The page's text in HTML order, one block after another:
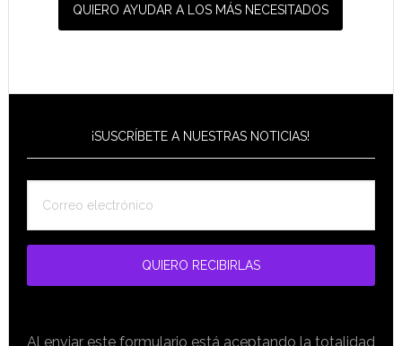
QUIERO AYUDAR A LOS MÁS NECESITADOS
¡SUSCRÍBETE A NUESTRAS NOTICIAS!
Al enviar este formulario está aceptando la totalidad